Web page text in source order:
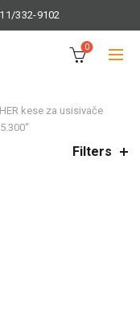
332-9102
0
kese za usisivače
Filters